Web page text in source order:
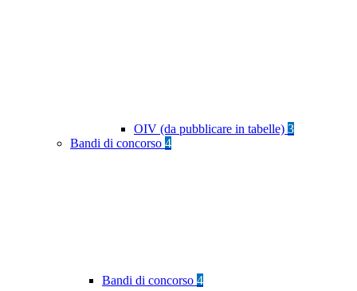
OIV (da pubblicare in tabelle) 3
Bandi di concorso 4
Bandi di concorso 4